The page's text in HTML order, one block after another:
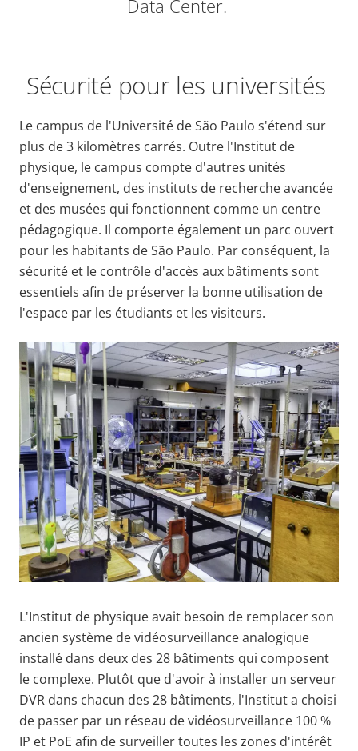
Data Center.
Sécurité pour les universités
Le campus de l'Université de São Paulo s'étend sur
plus de 3 kilomètres carrés. Outre l'Institut de
physique, le campus compte d'autres unités
d'enseignement, des instituts de recherche avancée
et des musées qui fonctionnent comme un centre
pédagogique. Il comporte également un parc ouvert
pour les habitants de São Paulo. Par conséquent, la
sécurité et le contrôle d'accès aux bâtiments sont
essentiels afin de préserver la bonne utilisation de
l'espace par les étudiants et les visiteurs.
L'Institut de physique avait besoin de remplacer son
ancien système de vidéosurveillance analogique
installé dans deux des 28 bâtiments qui composent
le complexe. Plutôt que d'avoir à installer un serveur
DVR dans chacun des 28 bâtiments, l'Institut a choisi
de passer par un réseau de vidéosurveillance 100 %
IP et PoE afin de surveiller toutes les zones d'intérêt